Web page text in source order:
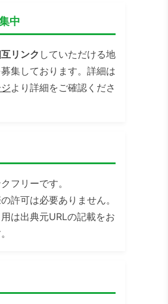
中
リンク していただける地
集しております。詳細は
より詳細をご確認くださ
フリーです。
許可は必要ありません。
は出典元URLの記載をお